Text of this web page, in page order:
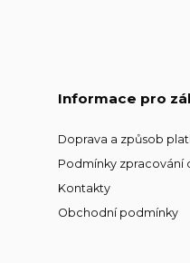
Informace pro
Doprava a způsob
Podmínky zpracování
Kontakty
Obchodní podmínky